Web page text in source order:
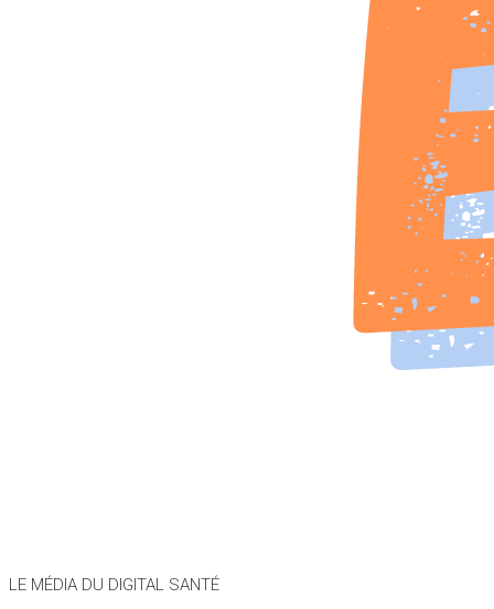
LE MÉDIA DU DIGITAL SANTÉ